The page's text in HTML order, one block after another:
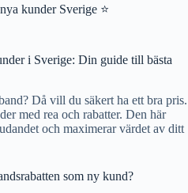
kunder Sverige ⭐
i Sverige: Din guide till bästa
Då vill du säkert ha ett bra pris.
med rea och rabatter. Den här
och maximerar värdet av ditt
som ny kund?